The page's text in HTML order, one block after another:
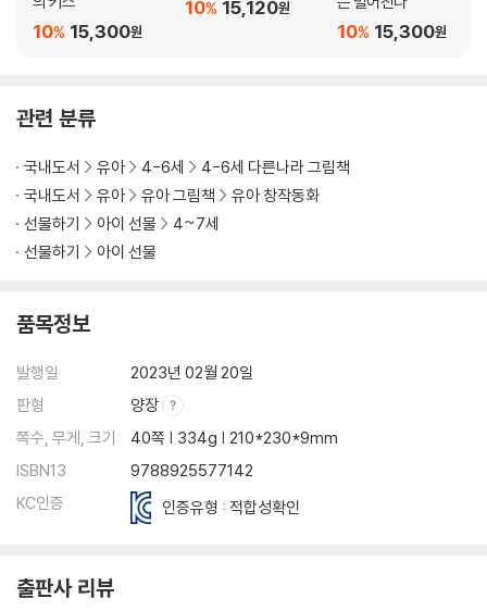
15,300원
10%
15,120원
10%
15,300원
10%
관련 분류
국내도서 유아 4-6세
4-6세 다른나라 그림책
국내도서
유아 유아 그림책
유아 창작동화
선물하기
아이 선물
4~7세
선물하기
아이 선물
품목정보
발행일
2023년 02월 20일
판형
양장
쪽수, 무게, 크기
40쪽 | 334g | 210*230*9mm
ISBN13
9788925577142
KC인증
인증유형 : 적합성확인
출판사 리뷰